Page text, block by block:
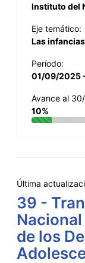
Instituto del
Eje temático:
Las
Período:
01/09/2025
Avance al
10%
Última
39 -
de los